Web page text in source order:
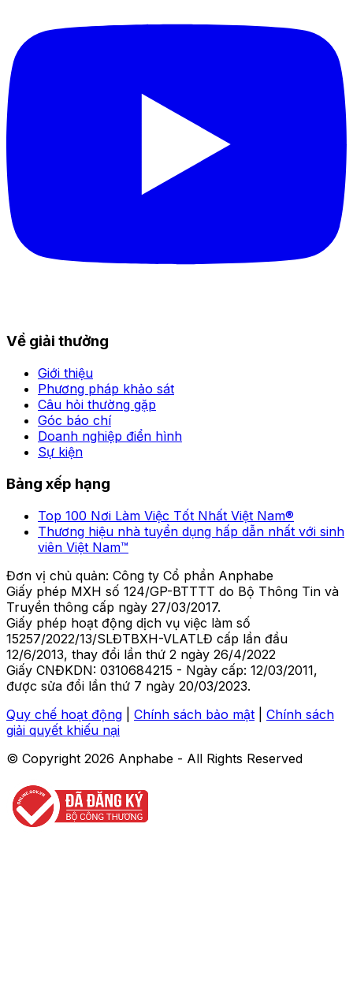
Về giải thưởng
Giới thiệu
Phương pháp khảo sát
Câu hỏi thường gặp
Góc báo chí
Doanh nghiệp điển hình
Sự kiện
Bảng xếp hạng
Top 100 Nơi Làm Việc Tốt Nhất Việt Nam®
Thương hiệu nhà tuyển dụng hấp dẫn nhất với sinh
viên Việt Nam™
Đơn vị chủ quản: Công ty Cổ phần Anphabe
Giấy phép MXH số 124/GP-BTTTT do Bộ Thông Tin và
Truyền thông cấp ngày 27/03/2017.
Giấy phép hoạt động dịch vụ việc làm số
15257/2022/13/SLĐTBXH-VLATLĐ cấp lần đầu
12/6/2013, thay đổi lần thứ 2 ngày 26/4/2022
Giấy CNĐKDN: 0310684215 - Ngày cấp: 12/03/2011,
được sửa đổi lần thứ 7 ngày 20/03/2023.
Quy chế hoạt động
Chính sách bảo mật
Chính sách
giải quyết khiếu nại
© Copyright 2026 Anphabe - All Rights Reserved